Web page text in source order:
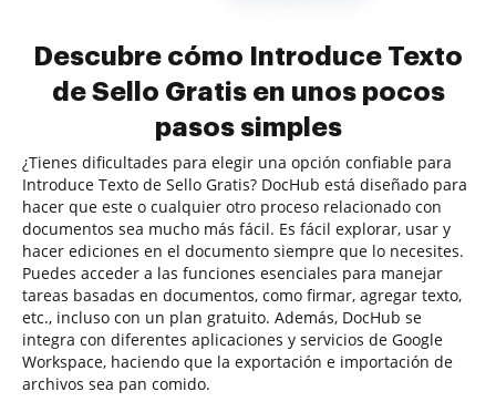
Descubre cómo Introduce Texto
de Sello Gratis en unos pocos
pasos simples
¿Tienes dificultades para elegir una opción confiable para
Introduce Texto de Sello Gratis? DocHub está diseñado para
hacer que este o cualquier otro proceso relacionado con
documentos sea mucho más fácil. Es fácil explorar, usar y
hacer ediciones en el documento siempre que lo necesites.
Puedes acceder a las funciones esenciales para manejar
tareas basadas en documentos, como firmar, agregar texto,
etc., incluso con un plan gratuito. Además, DocHub se
integra con diferentes aplicaciones y servicios de Google
Workspace, haciendo que la exportación e importación de
archivos sea pan comido.